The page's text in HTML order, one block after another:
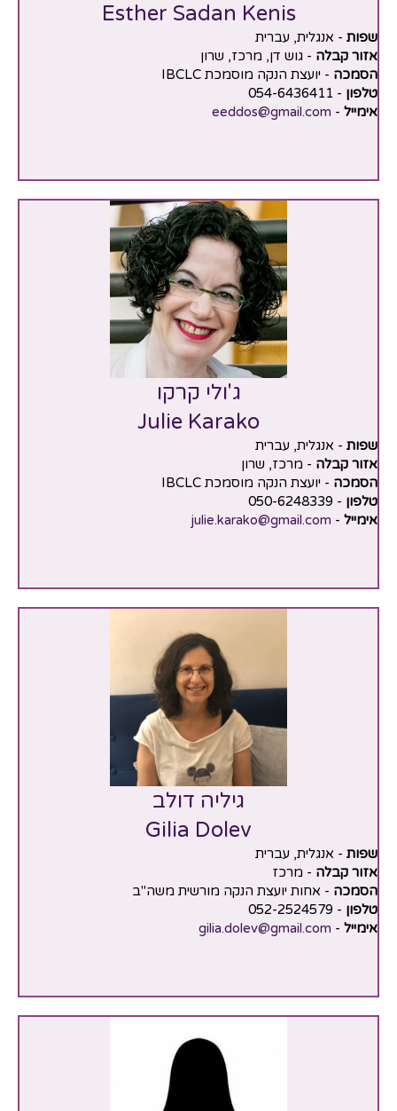
Esther Sadan Kenis
שפות - אנגלית, עברית
אזור קבלה - גוש דן, מרכז, שרון
הסמכה - יועצת הנקה מוסמכת IBCLC
טלפון - 054-6436411
אימייל -
eeddos@gmail.com
ג'ולי קרקו
Julie Karako
שפות - אנגלית, עברית
אזור קבלה - מרכז, שרון
הסמכה - יועצת הנקה מוסמכת IBCLC
טלפון - 050-6248339
אימייל -
julie.karako@gmail.com
גיליה דולב
Gilia Dolev
שפות - אנגלית, עברית
אזור קבלה - מרכז
הסמכה - אחות יועצת הנקה מורשית משה"ב
טלפון - 052-2524579
אימייל -
gilia.dolev@gmail.com